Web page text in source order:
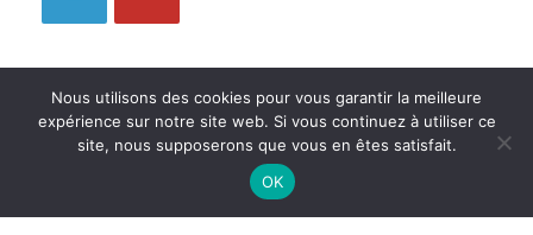
Articles À Découvrir
Huguette Annas : une architecte de la lumière à la
présidence de l’Association Française de l’Éclairage
Les nouveaux administrateurs du Syndicat de l’Éclairage
Nous utilisons des cookies pour vous garantir la meilleure
expérience sur notre site web. Si vous continuez à utiliser ce
site, nous supposerons que vous en êtes satisfait.
OK